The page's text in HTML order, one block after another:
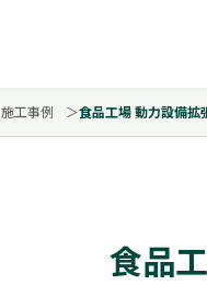
施工事例 食品工場 動力設備拡
食品